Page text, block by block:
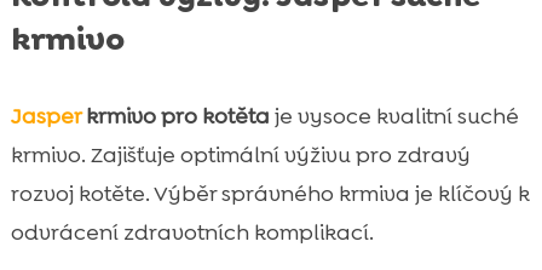
krmivo
Jasperkrmivo pro kotěta je vysoce kvalitní suché
krmivo. Zajišťuje optimální výživu pro zdravý
rozvoj kotěte. Výběr správného krmiva je klíčový k
odvrácení zdravotních komplikací.